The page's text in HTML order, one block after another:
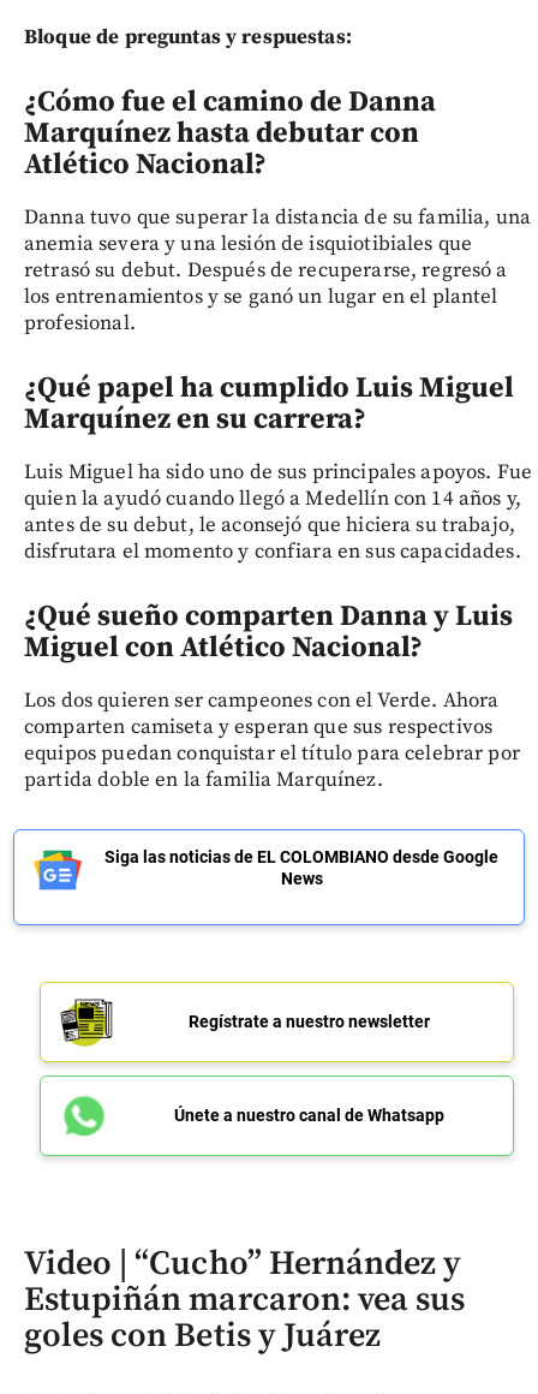
Bloque de preguntas y respuestas:
¿Cómo fue el camino de Danna
Marquínez hasta debutar con
Atlético Nacional?
Danna tuvo que superar la distancia de su familia, una
anemia severa y una lesión de isquiotibiales que
retrasó su debut. Después de recuperarse, regresó a
los entrenamientos y se ganó un lugar en el plantel
profesional.
¿Qué papel ha cumplido Luis Miguel
Marquínez en su carrera?
Luis Miguel ha sido uno de sus principales apoyos. Fue
quien la ayudó cuando llegó a Medellín con 14 años y,
antes de su debut, le aconsejó que hiciera su trabajo,
disfrutara el momento y confiara en sus capacidades.
¿Qué sueño comparten Danna y Luis
Miguel con Atlético Nacional?
Los dos quieren ser campeones con el Verde. Ahora
comparten camiseta y esperan que sus respectivos
equipos puedan conquistar el título para celebrar por
partida doble en la familia Marquínez.
Siga las noticias de EL COLOMBIANO desde Google
News
Regístrate a nuestro newsletter
Únete a nuestro canal de Whatsapp
Video | “Cucho” Hernández y
Estupiñán marcaron: vea sus
goles con Betis y Juárez